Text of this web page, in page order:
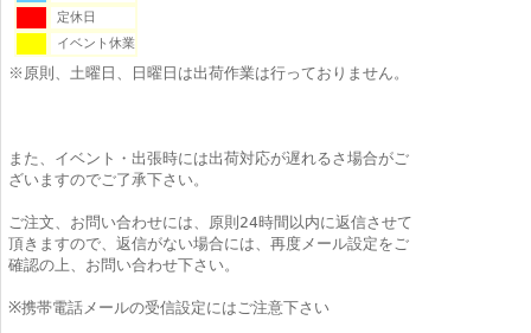
定休日
イベント休業
※原則、土曜日、日曜日は出荷作業は行っておりません。
また、イベント・出張時には出荷対応が遅れるさ場合がご
ざいますのでご了承下さい。
ご注文、お問い合わせには、原則24時間以内に返信させて
頂きますので、返信がない場合には、再度メール設定をご
確認の上、お問い合わせ下さい。
※携帯電話メールの受信設定にはご注意下さい